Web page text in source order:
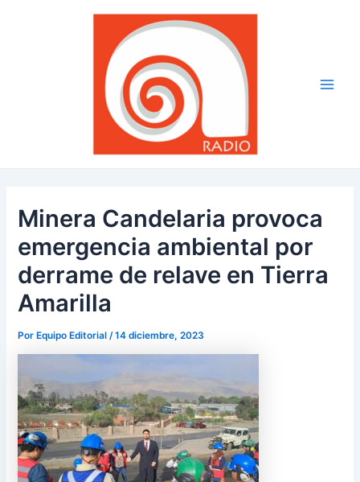
Minera Candelaria provoca
emergencia ambiental por
derrame de relave en Tierra
Amarilla
Por Equipo Editorial/14 diciembre, 2023